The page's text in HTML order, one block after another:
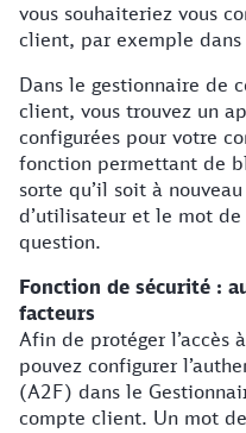
vous souhaiteriez vous
client, par exemple
Dans le gestionnaire de
client, vous trouvez un
configurées pour votre
fonction permettant de
sorte qu’il soit à
d’utilisateur et le mot de
question.
Fonction de sécurité :
facteurs
Afin de protéger l’accès
pouvez configurer
(A2F) dans le
compte client. Un mot